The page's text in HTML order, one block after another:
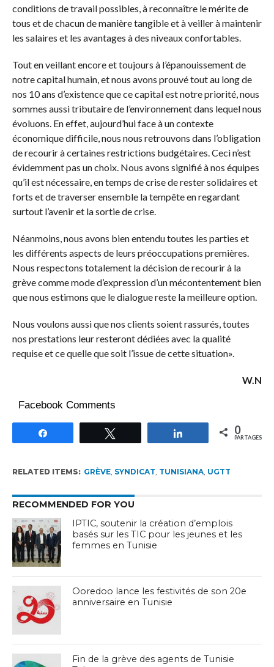
conditions de travail possibles, à reconnaître le mérite de
tous et de chacun de manière tangible et à veiller à maintenir
les salaires et les avantages à des niveaux confortables.
Tout en veillant encore et toujours à l’épanouissement de
notre capital humain, et nous avons prouvé tout au long de
nos 10 ans d’existence que ce capital est notre priorité, nous
sommes aussi tributaire de l’environnement dans lequel nous
évoluons. En effet, aujourd’hui face à un contexte
économique difficile, nous nous retrouvons dans l’obligation
de recourir à certaines restrictions budgétaires. Ceci n’est
évidemment pas un choix. Nous avons signifié à nos équipes
qu’il est nécessaire, en temps de crise de rester solidaires et
forts et de traverser ensemble la tempête en regardant
surtout l’avenir et la sortie de crise.
Néanmoins, nous avons bien entendu toutes les parties et
les différents aspects de leurs préoccupations premières.
Nous respectons totalement la décision de recourir à la
grève comme mode d’expression d’un mécontentement bien
que nous estimons que le dialogue reste la meilleure option.
Nous voulons aussi que nos clients soient rassurés, toutes
nos prestations leur resteront dédiées avec la qualité
requise et ce quelle que soit l’issue de cette situation».
W.N
Facebook Comments
Partagez 0
PARTAGES
RELATED ITEMS: GRÈVE, SYNDICAT TUNISIANA, UGTT
RECOMMENDED FOR YOU
IPTIC, soutenir la création d’emplois
basés sur les TIC pour les jeunes et les
femmes en Tunisie
Ooredoo lance les festivités de son 20e
anniversaire en Tunisie
Fin de la grève des agents de Tunisie